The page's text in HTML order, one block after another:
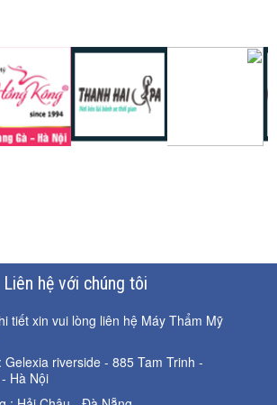
Liên hệ với chúng tôi
tiết xin vui lòng liên hệ Máy Thẩm Mỹ
Gelexia riverside - 885 Tam Trinh -
Hà Nội